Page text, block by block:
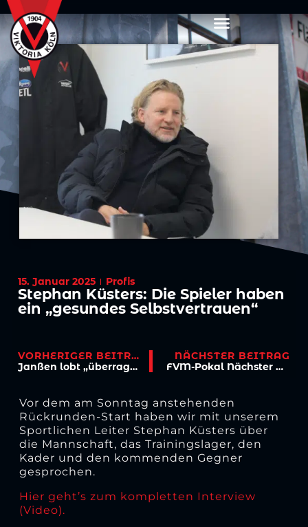
15. Januar 2025 Profis
Stephan Küsters: Die Spieler haben
ein „gesundes Selbstvertrauen“
VORHERIGER BEITRAG
Janßen lobt „überragende“ Halbzeit bei 2:3 im Test gegen FC
NÄCHSTER BEITRAG
FVM-Pokal Nächster Gegner ist Neunkirchen-Seelscheid
Vor dem am Sonntag anstehenden
Rückrunden-Start haben wir mit unserem
Sportlichen Leiter Stephan Küsters über
die Mannschaft, das Trainingslager, den
Kader und den kommenden Gegner
gesprochen.
Hier geht’s zum kompletten Interview
(Video).